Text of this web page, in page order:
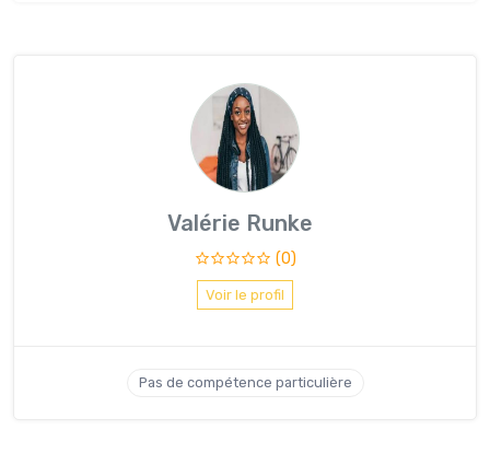
Valérie Runke
(0)
Voir le profil
Pas de compétence particulière